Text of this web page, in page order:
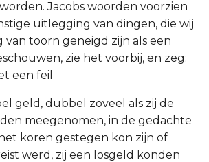
Jacobs woorden voorzien
uitlegging van dingen, die wij
van toorn geneigd zijn als een
zie het voorbij, en zeg:
een feil
geld, dubbel zoveel als zij de
meegenomen, in de gedachte
koren gestegen kon zijn of
werd, zij een losgeld konden